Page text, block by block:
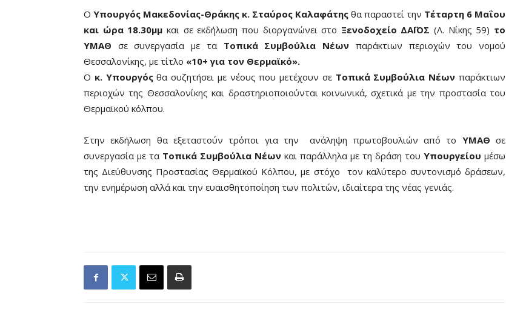
Ο Υπουργός Μακεδονίας-Θράκης κ. Σταύρος Καλαφάτης θα παραστεί την Τέταρτη 6 Μαΐου
και ώρα 18.30μμ και σε εκδήλωση που διοργανώνει στο Ξενοδοχείο ΔΑΪΟΣ(Λ. Νίκης 59) το
ΥΜΑΘ σε συνεργασία με τα Τοπικά Συμβούλια Νέων παράκτιων περιοχών του νομού
Θεσσαλονίκης, με τίτλο «10+ για τον Θερμαϊκό».
Ο κ. Υπουργόςθα συζητήσει με νέους που μετέχουν σε Τοπικά Συμβούλια Νέωνπαράκτιων
περιοχών της Θεσσαλονίκης και δραστηριοποιούνται κοινωνικά, σχετικά με την προστασία του
Θερμαϊκού κόλπου.
Στην εκδήλωση θα εξεταστούν τρόποι για την ανάληψη πρωτοβουλιών από το ΥΜΑΘ σε
συνεργασία με τα Τοπικά Συμβούλια Νέων και παράλληλα με τη δράση του Υπουργείου μέσω
της Διεύθυνσης Προστασίας Θερμαϊκού Κόλπου, με στόχο τον καλύτερο συντονισμό δράσεων,
την ενημέρωση αλλά και την ευαισθητοποίηση των πολιτών, ιδιαίτερα της νέας γενιάς.